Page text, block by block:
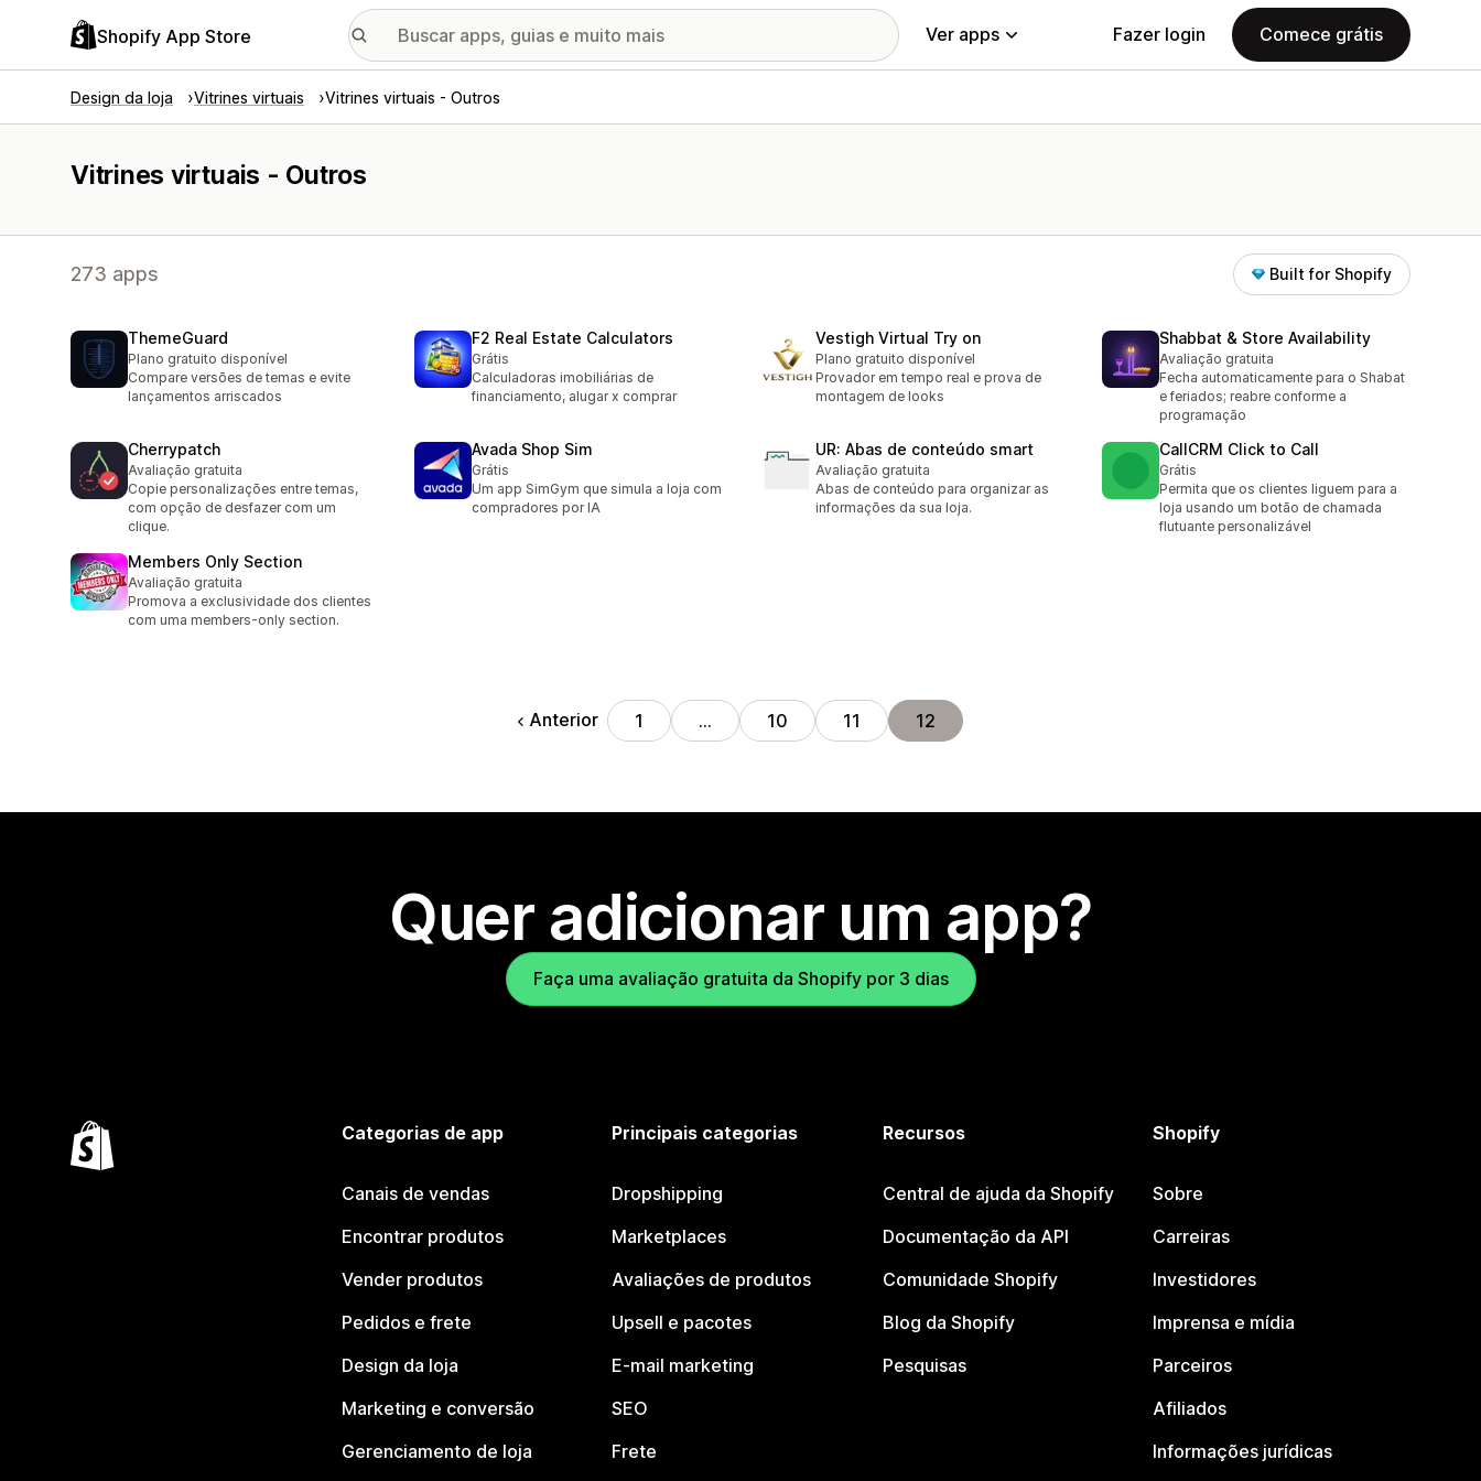
Shopify App Store Ver apps Fazer login Comece grátis
Design da loja Vitrines virtuais Vitrines virtuais - Outros
Vitrines virtuais - Outros
273 apps Built for Shopify
ThemeGuard
Plano gratuito disponível
Compare versões de temas e evite
lançamentos arriscados
F2 Real Estate Calculators
Grátis
Calculadoras imobiliárias de
financiamento, alugar x comprar
Vestigh Virtual Try on
Plano gratuito disponível
Provador em tempo real e prova de
montagem de looks
Shabbat & Store Availability
Avaliação gratuita
Fecha automaticamente para o Shabat
e feriados; reabre conforme a
programação
Cherrypatch
Avaliação gratuita
Copie personalizações entre temas,
com opção de desfazer com um
clique.
Avada Shop Sim
Grátis
Um app SimGym que simula a loja com
compradores por IA
UR: Abas de conteúdo smart
Avaliação gratuita
Abas de conteúdo para organizar as
informações da sua loja.
CallCRM Click to Call
Grátis
Permita que os clientes liguem para a
loja usando um botão de chamada
flutuante personalizável
Members Only Section
Avaliação gratuita
Promova a exclusividade dos clientes
com uma members-only section.
Anterior 1 … 10 11 12
Quer adicionar um app?
Faça uma avaliação gratuita da Shopify por 3 dias
Categorias de app
Canais de vendas
Encontrar produtos
Vender produtos
Pedidos e frete
Design da loja
Marketing e conversão
Gerenciamento de loja
Principais categorias
Dropshipping
Marketplaces
Avaliações de produtos
Upsell e pacotes
E-mail marketing
SEO
Frete
Recursos
Central de ajuda da Shopify
Documentação da API
Comunidade Shopify
Blog da Shopify
Pesquisas
Shopify
Sobre
Carreiras
Investidores
Imprensa e mídia
Parceiros
Afiliados
Informações jurídicas